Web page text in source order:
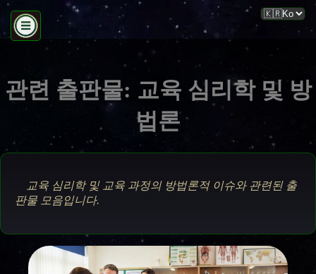
관련 출판물: 교육 심리학 및 방
법론
교육 심리학 및 교육 과정의 방법론적 이슈와 관련된 출
판물 모음입니다.